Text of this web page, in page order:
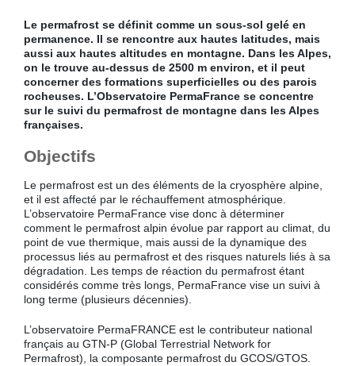
Le permafrost se définit comme un sous-sol gelé en
permanence. Il se rencontre aux hautes latitudes, mais
aussi aux hautes altitudes en montagne. Dans les Alpes,
on le trouve au-dessus de 2500 m environ, et il peut
concerner des formations superficielles ou des parois
rocheuses. L’Observatoire PermaFrance se concentre
sur le suivi du permafrost de montagne dans les Alpes
françaises.
Objectifs
Le permafrost est un des éléments de la cryosphère alpine,
et il est affecté par le réchauffement atmosphérique.
L’observatoire PermaFrance vise donc à déterminer
comment le permafrost alpin évolue par rapport au climat, du
point de vue thermique, mais aussi de la dynamique des
processus liés au permafrost et des risques naturels liés à sa
dégradation. Les temps de réaction du permafrost étant
considérés comme très longs, PermaFrance vise un suivi à
long terme (plusieurs décennies).
L’observatoire PermaFRANCE est le contributeur national
français au GTN-P (Global Terrestrial Network for
Permafrost), la composante permafrost du GCOS/GTOS.